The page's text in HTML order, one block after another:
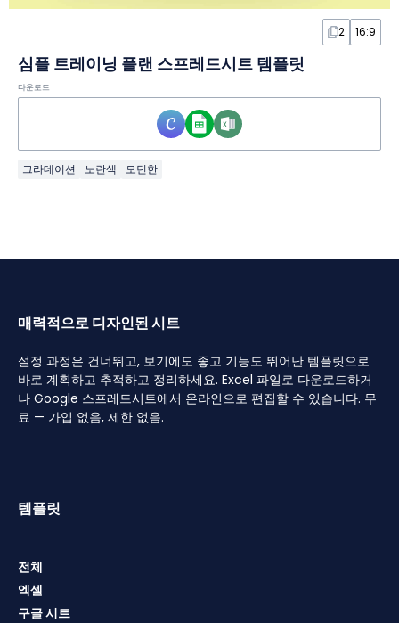
2 16:9
심플 트레이닝 플랜 스프레드시트 템플릿
다운로드
그라데이션 노란색 모던한
매력적으로 디자인된 시트
설정 과정은 건너뛰고, 보기에도 좋고 기능도 뛰어난 템플릿으로
바로 계획하고 추적하고 정리하세요. Excel 파일로 다운로드하거
나 Google 스프레드시트에서 온라인으로 편집할 수 있습니다. 무
료 — 가입 없음, 제한 없음.
템플릿
전체
엑셀
구글 시트